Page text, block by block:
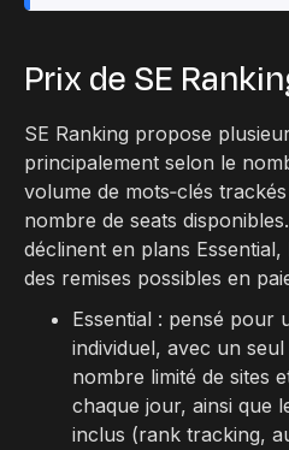
Prix de SE
SE Ranking propose
principalement selon le
volume de mots‑clés
nombre de seats
déclinent en plans
des remises possibles en
Essential : pensé pour
individuel, avec un
nombre limité de sites
chaque jour, ainsi que
inclus (rank tracking,